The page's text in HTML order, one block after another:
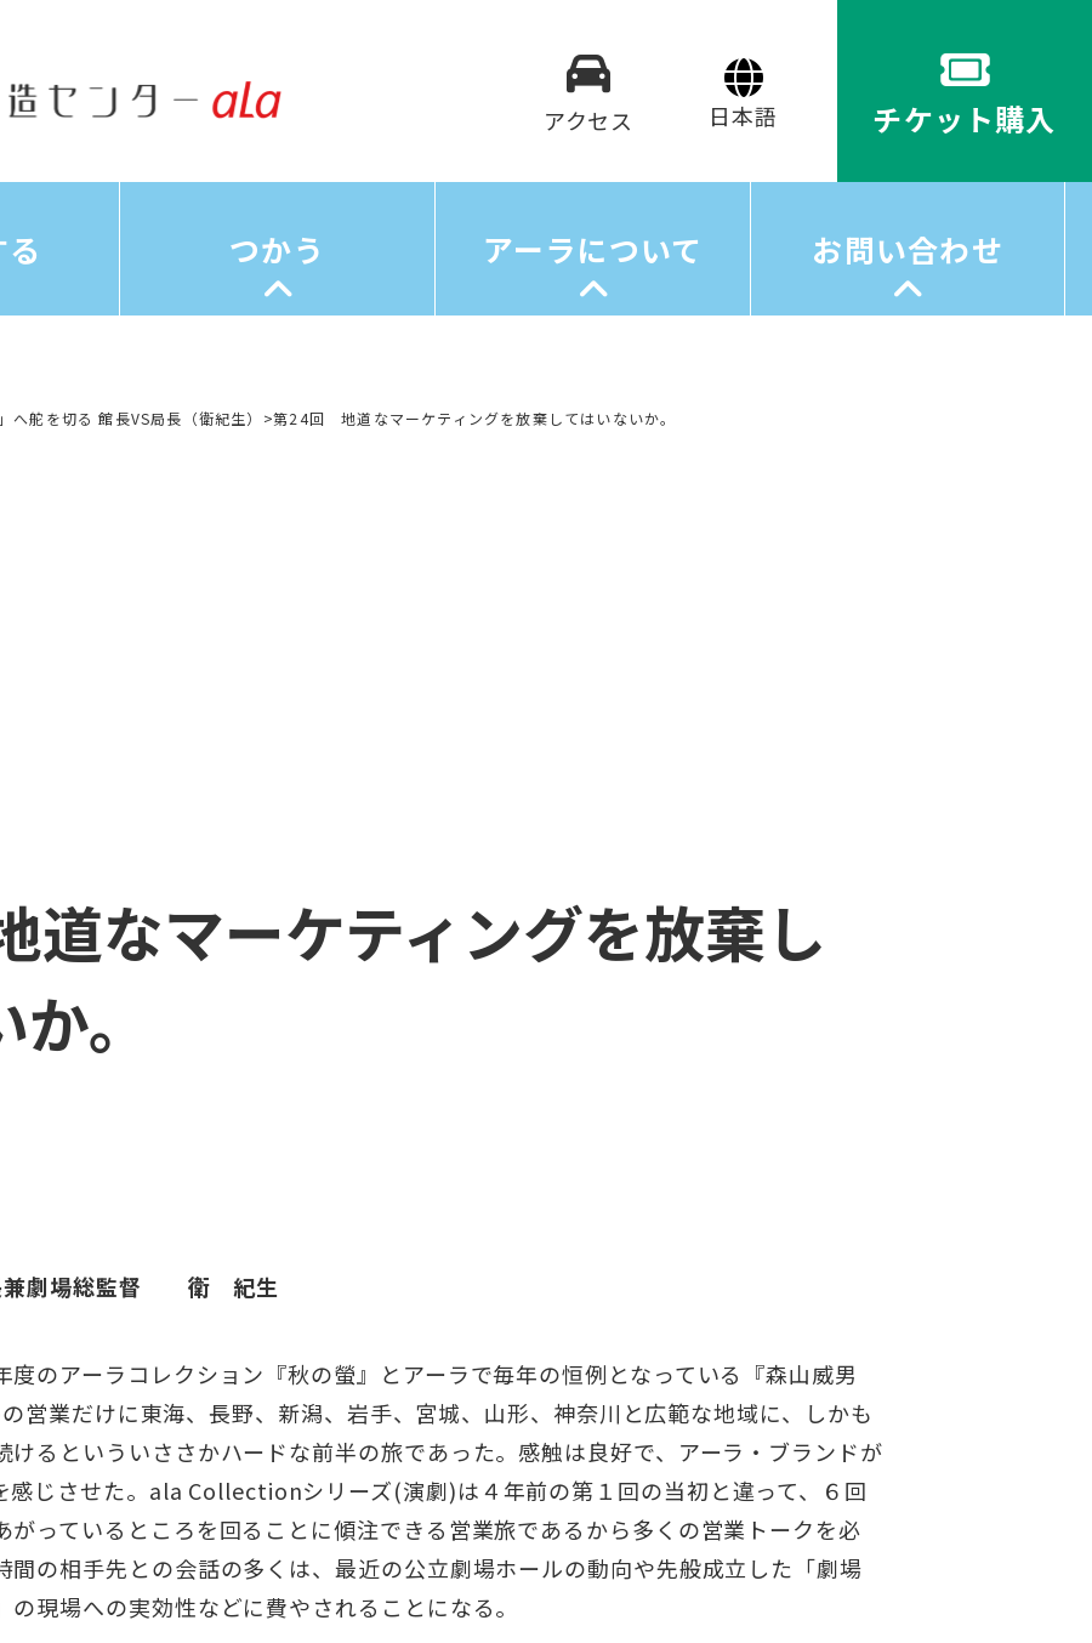
アクセス チケット購入
つかう アーラについて お問い合わせ
へ舵を切る 館長VS局長（衛紀生） >第24回 地道なマーケティングを放棄してはいないか。
なマーケティングを放棄し
。
兼劇場総監督 衛 紀生
のアーラコレクション『秋の螢』とアーラで毎年の恒例となっている『森山威男
営業だけに東海、長野、新潟、岩手、宮城、山形、神奈川と広範な地域に、しかも
けるといういささかハードな前半の旅であった。感触は良好で、アーラ・ブランドが
感じさせた。ala Collectionシリーズ(演劇)は４年前の第１回の当初と違って、６回
がっているところを回ることに傾注できる営業旅であるから多くの営業トークを必
の相手先との会話の多くは、最近の公立劇場ホールの動向や先般成立した「劇場
現場への実効性などに費やされることになる。